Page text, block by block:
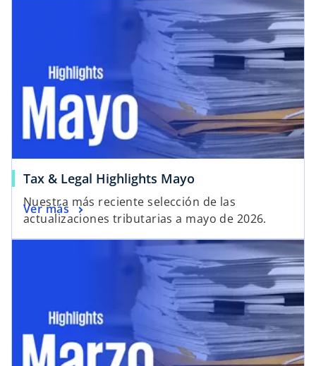
Tax & Legal Highlights Mayo
Nuestra más reciente selección de las
actualizaciones tributarias a mayo de 2026.
Ver más